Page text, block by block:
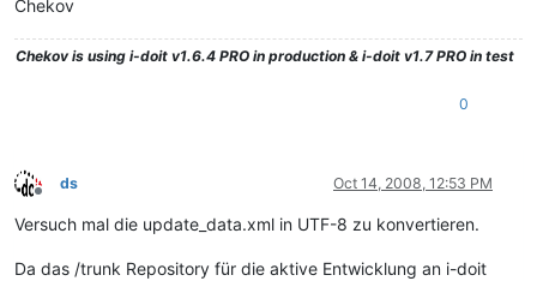
Chekov
Chekovis using i-doit v1.6.4 PRO in production & i-doit v1.7 PRO in test
0
Offline
ds Oct 14, 2008, 12:53 PM
Versuch mal die update_data.xml in UTF-8 zu konvertieren.
Da das /trunk Repository für die aktive Entwicklung an i-doit